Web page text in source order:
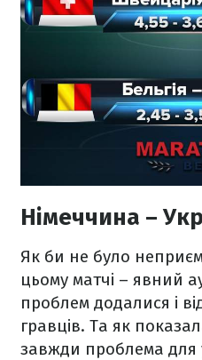
Німеччина –
Як би не було
цьому матчі – явний
проблем додалися і
гравців. Та як
завжди проблема для